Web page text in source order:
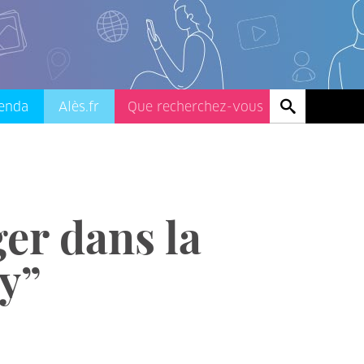
Alès.fr
dans la